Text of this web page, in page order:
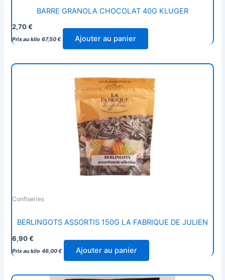
BARRE GRANOLA CHOCOLAT 40G KLUGER
2,70€
Prix au kilo 67,50€ Ajouter au panier
Confiseries
BERLINGOTS ASSORTIS 150G LA FABRIQUE DE JULIEN
6,90€
Prix au kilo 46,00€ Ajouter au panier